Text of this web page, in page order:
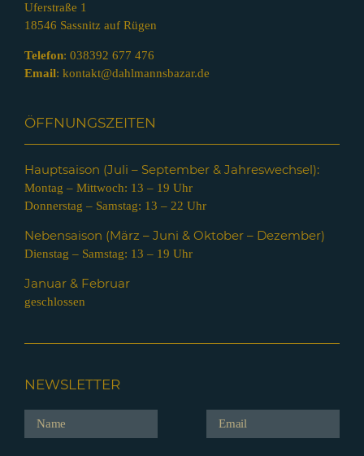
Uferstraße 1
18546 Sassnitz auf Rügen
Telefon: 038392 677 476
Email: kontakt@dahlmannsbazar.de
ÖFFNUNGSZEITEN
Hauptsaison (Juli – September & Jahreswechsel):
Montag – Mittwoch: 13 – 19 Uhr
Donnerstag – Samstag: 13 – 22 Uhr
Nebensaison (März – Juni & Oktober – Dezember)
Dienstag – Samstag: 13 – 19 Uhr
Januar & Februar
geschlossen
NEWSLETTER